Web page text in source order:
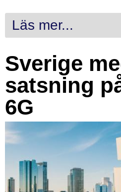
Läs mer...
Sverige
satsning
6G